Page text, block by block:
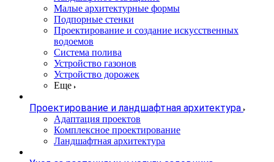
Малые архитектурные формы
Подпорные стенки
Проектирование и создание искусственных
водоемов
Система полива
Устройство газонов
Устройство дорожек
Еще
Проектирование и ландшафтная архитектура
Адаптация проектов
Комплексное проектирование
Ландшафтная архитектура